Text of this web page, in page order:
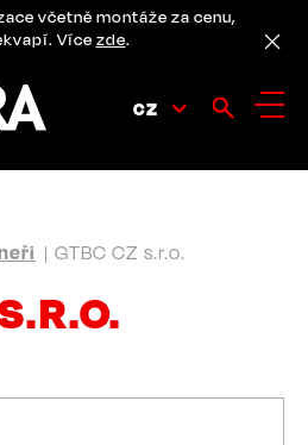
včetně montáže za cenu,
Více zde.
CZ
GTBC CZ s.r.o.